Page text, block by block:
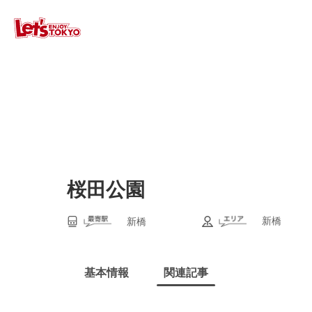
桜田公園
新橋 新橋
基本情報 関連記事